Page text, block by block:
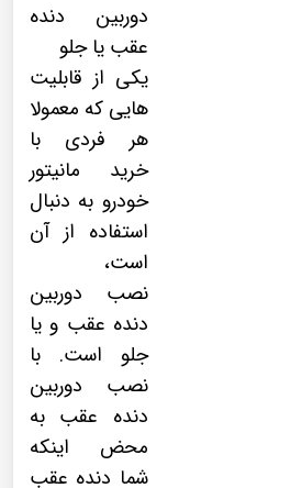
دوربین دنده
عقب یا جلو
یکی از قابلیت
هایی که معمولا
هر فردی با
خرید مانیتور
خودرو به دنبال
استفاده از آن
است،
نصب دوربین
دنده عقب و یا
جلو است. با
نصب دوربین
دنده عقب به
محض اینکه
شما دنده عقب